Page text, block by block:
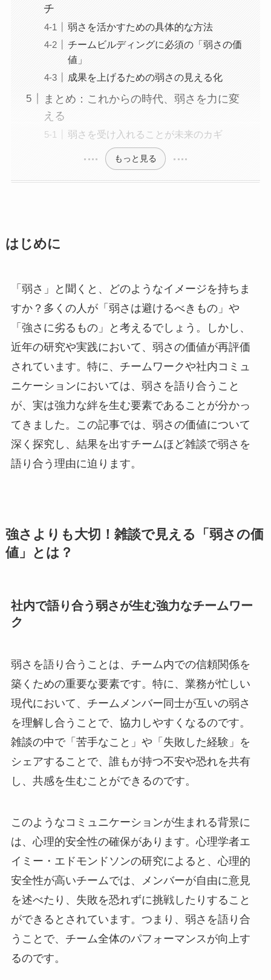
チ
弱さを活かすための具体的な方法
チームビルディングに必須の「弱さの価
値」
成果を上げるための弱さの見える化
まとめ：これからの時代、弱さを力に変
える
弱さを受け入れることが未来のカギ
もっと見る
はじめに
「弱さ」と聞くと、どのようなイメージを持ちま
すか？多くの人が「弱さは避けるべきもの」や
「強さに劣るもの」と考えるでしょう。しかし、
近年の研究や実践において、弱さの価値が再評価
されています。特に、チームワークや社内コミュ
ニケーションにおいては、弱さを語り合うこと
が、実は強力な絆を生む要素であることが分かっ
てきました。この記事では、弱さの価値について
深く探究し、結果を出すチームほど雑談で弱さを
語り合う理由に迫ります。
強さよりも大切！雑談で見える「弱さの価
値」とは？
社内で語り合う弱さが生む強力なチームワー
ク
弱さを語り合うことは、チーム内での信頼関係を
築くための重要な要素です。特に、業務が忙しい
現代において、チームメンバー同士が互いの弱さ
を理解し合うことで、協力しやすくなるのです。
雑談の中で「苦手なこと」や「失敗した経験」を
シェアすることで、誰もが持つ不安や恐れを共有
し、共感を生むことができるのです。
このようなコミュニケーションが生まれる背景に
は、心理的安全性の確保があります。心理学者エ
イミー・エドモンドソンの研究によると、心理的
安全性が高いチームでは、メンバーが自由に意見
を述べたり、失敗を恐れずに挑戦したりすること
ができるとされています。つまり、弱さを語り合
うことで、チーム全体のパフォーマンスが向上す
るのです。